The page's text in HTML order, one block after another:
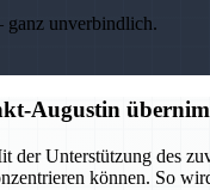
ganz unverbindlich.
Augustin
Unterstützung des
können. So